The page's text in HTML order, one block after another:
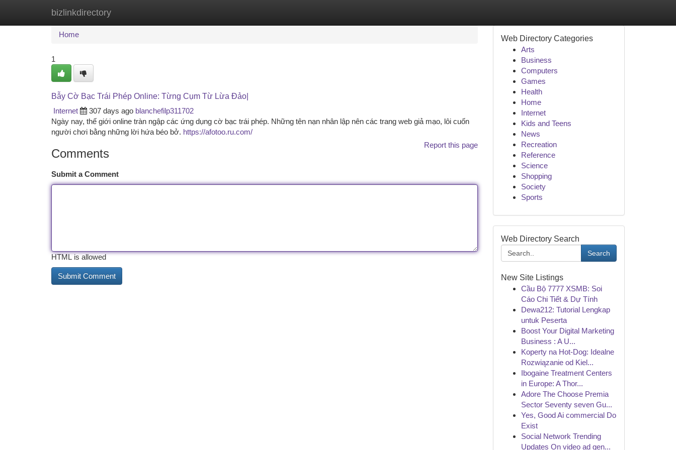
bizlinkdirectory
Home New Site Listings
Home
1
Bẫy Cờ Bạc Trái Phép Online: Từng Cụm Từ Lừa Đảo|
Internet
307 days ago blanchefilp311702
Ngày nay, thế giới online tràn ngập các ứng dụng cờ bạc trái phép. Những tên nạn nhân lập nên các trang web giả mạo, lôi cuốn
người chơi bằng những lời hứa béo bở. https://afotoo.ru.com/
Report this page
Comments
Submit a Comment
HTML is allowed
Web Directory Categories
Arts
Business
Computers
Games
Health
Home
Internet
Kids and Teens
News
Recreation
Reference
Science
Shopping
Society
Sports
Web Directory Search
Search
New Site Listings
Cầu Bộ 7777 XSMB: Soi
Cáo Chi Tiết & Dự Tính
Dewa212: Tutorial Lengkap
untuk Peserta
Boost Your Digital Marketing
Business : A U...
Koperty na Hot-Dog: Idealne
Rozwiązanie od Kiel...
Ibogaine Treatment Centers
in Europe: A Thor...
Adore The Choose Premia
Sector Seventy seven Gu...
Yes, Good Ai commercial Do
Exist
Social Network Trending
Updates On video ad gen...